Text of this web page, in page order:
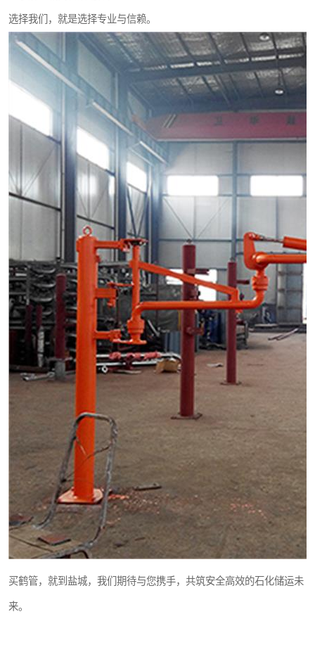
选择我们，就是选择专业与信赖。
买鹤管，就到盐城，我们期待与您携手，共筑安全高效的石化储运未
来。